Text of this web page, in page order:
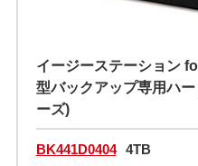
イージーステーション
型バックアップ専用ハ
ーズ)
BK441D0404 4TB